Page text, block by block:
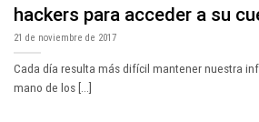
hackers para acceder a su
21 de noviembre de 2017
Cada día resulta más difícil mantener nuestra
mano de los [...]